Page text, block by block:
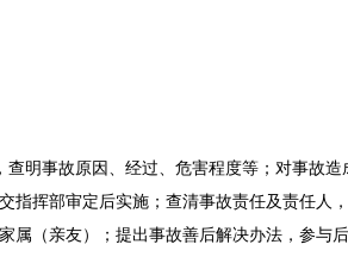
查明事故原因、经过、危害程度等；对事故造
指挥部审定后实施；查清事故责任及责任人
属（亲友）；提出事故善后解决办法，参与